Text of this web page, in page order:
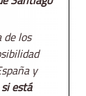
los
y
si está